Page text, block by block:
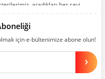
aradıkları her şeyi
sunarken deneyiminize değer
müşterilerimize özel indirim
memnuniyetini
için e-bültenimize abone olun!